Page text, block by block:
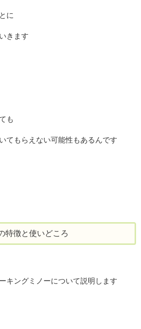
に
きます
も
てもらえない可能性もあるんです
特徴と使いどころ
キングミノーについて説明します